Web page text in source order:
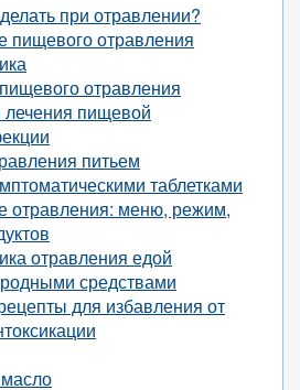
при отравлении?
пищевого отравления
отравления
пищевой
питьем
таблетками
отравления: меню, режим,
отравления едой
средствами
для избавления от